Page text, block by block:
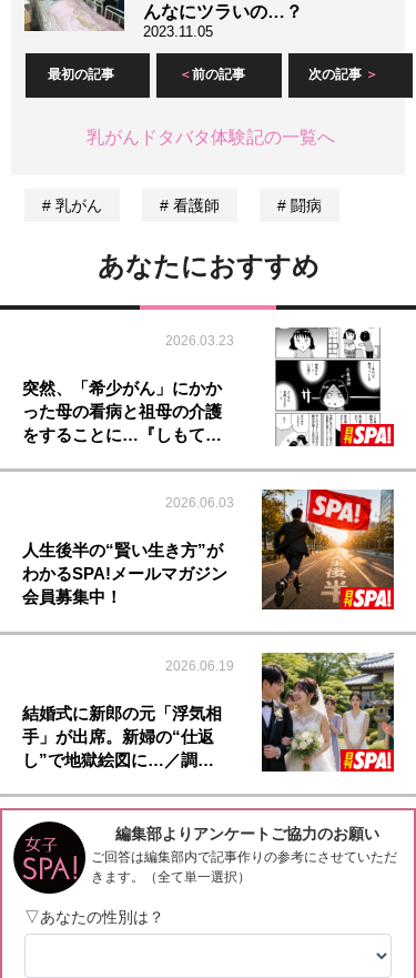
んなにツラいの…？
2023.11.05
最初の記事 前の記事 次の記事
乳がんドタバタ体験記の一覧へ
乳がん 看護師 闘病
あなたにおすすめ
2026.03.23
突然、「希少がん」にかか
った母の看病と祖母の介護
をすることに…『しもて…
2026.06.03
人生後半の“賢い生き方”が
わかるSPA!メールマガジン
会員募集中！
2026.06.19
結婚式に新郎の元「浮気相
手」が出席。新婦の“仕返
し”で地獄絵図に…／調…